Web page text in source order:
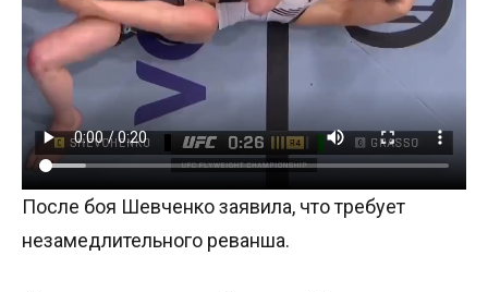
После боя Шевченко заявила, что требует
незамедлительного реванша.